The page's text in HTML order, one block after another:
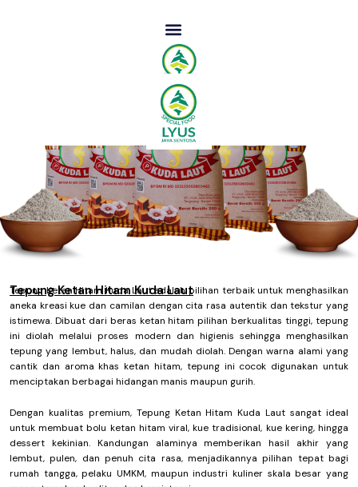
Tepung Ketan Hitam Kuda Laut
Tepung Ketan Hitam Kuda Laut adalah pilihan terbaik untuk menghasilkan
aneka kreasi kue dan camilan dengan cita rasa autentik dan tekstur yang
istimewa. Dibuat dari beras ketan hitam pilihan berkualitas tinggi, tepung
ini diolah melalui proses modern dan higienis sehingga menghasilkan
tepung yang lembut, halus, dan mudah diolah. Dengan warna alami yang
cantik dan aroma khas ketan hitam, tepung ini cocok digunakan untuk
menciptakan berbagai hidangan manis maupun gurih.
Dengan kualitas premium, Tepung Ketan Hitam Kuda Laut sangat ideal
untuk membuat bolu ketan hitam viral, kue tradisional, kue kering, hingga
dessert kekinian. Kandungan alaminya memberikan hasil akhir yang
lembut, pulen, dan penuh cita rasa, menjadikannya pilihan tepat bagi
rumah tangga, pelaku UMKM, maupun industri kuliner skala besar yang